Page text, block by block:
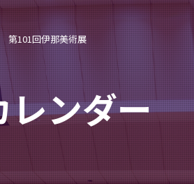
第101回伊那美術展
ンダー